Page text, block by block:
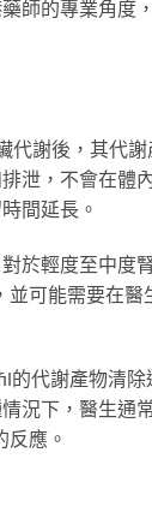
師的專業角度
代謝後，其代謝
泄，不會在體
間延長。
於輕度至中度
並可能需要在醫
的代謝產物清除
況下，醫生通
應。